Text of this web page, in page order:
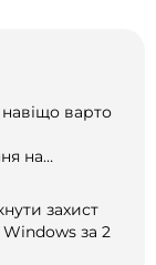
варто
на
захист
за 2